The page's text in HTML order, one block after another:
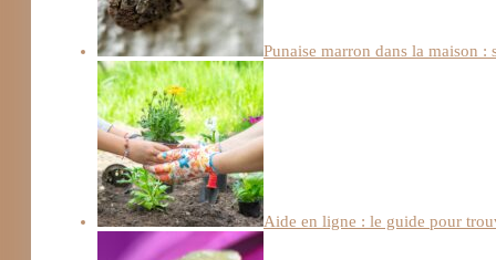
Punaise marron dans la maison
Aide en ligne : le guide pour